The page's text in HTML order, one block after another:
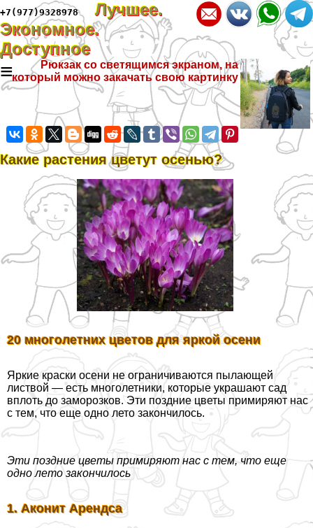
+7(977)9328978
Лучшее.
Экономное.
Доступное
≡
Рюкзак со светящимся экраном, на
который можно закачать свою картинку
Какие растения цветут осенью?
20 многолетних цветов для яркой осени
Яркие краски осени не ограничиваются пылающей
листвой — есть многолетники, которые украшают сад
вплоть до заморозков. Эти поздние цветы примиряют нас
с тем, что еще одно лето закончилось.
Эти поздние цветы примиряют нас с тем, что еще
одно лето закончилось
1. Аконит Арендса